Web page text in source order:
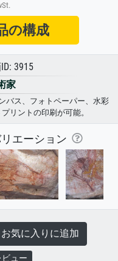
の構成
3915
家
バス、フォトペーパー、水彩
リントの印刷が可能。
エーション
気に入りに追加
ビュー